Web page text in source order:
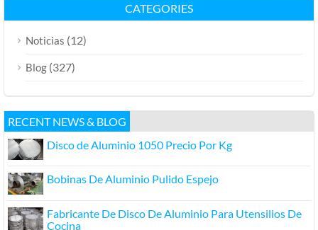
CATEGORIES
Noticias (12)
Blog (327)
RECENT NEWS & BLOG
Disco de Aluminio 1050 Precio Por Kg
Bobinas De Aluminio Pulido Espejo
Fabricante De Disco De Aluminio Para Utensilios De
Cocina